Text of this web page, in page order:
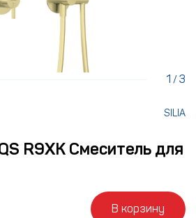
1 /3
SILIA
R9XK Смеситель для
В корзину